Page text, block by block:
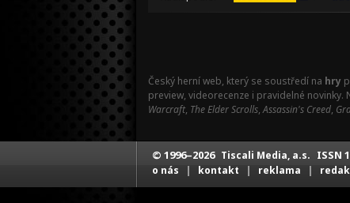
Český herní web, který se soustředí na hry
preview, videorecenze i pravidelné
Warcraft, The Elder Scrolls,Assassin's Creed,
© 1996–2026 Tiscali Media, a.s. ISSN
o nás | kontakt | reklama |